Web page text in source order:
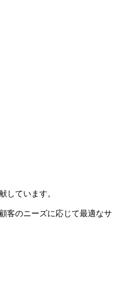
しています。
客のニーズに応じて最適なサ